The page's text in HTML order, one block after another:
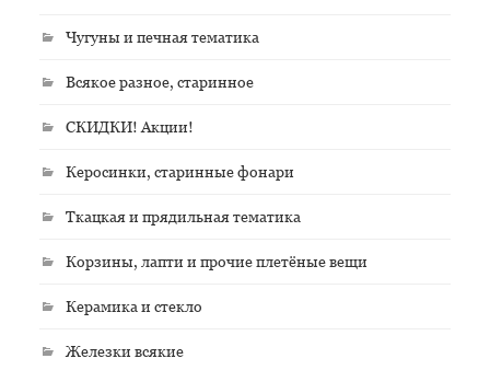
Чугуны и печная тематика
Всякое разное, старинное
СКИДКИ! Акции!
Керосинки, старинные фонари
Ткацкая и прядильная тематика
Корзины, лапти и прочие плетёные вещи
Керамика и стекло
Железки всякие